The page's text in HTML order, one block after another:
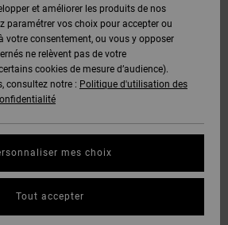
et améliorer les produits de nos
paramétrer vos choix pour accepter ou
votre consentement, ou vous y opposer
ne relèvent pas de votre
cookies de mesure d’audience).
consultez notre : Politique d'utilisation des
mes choix
Tout accepter